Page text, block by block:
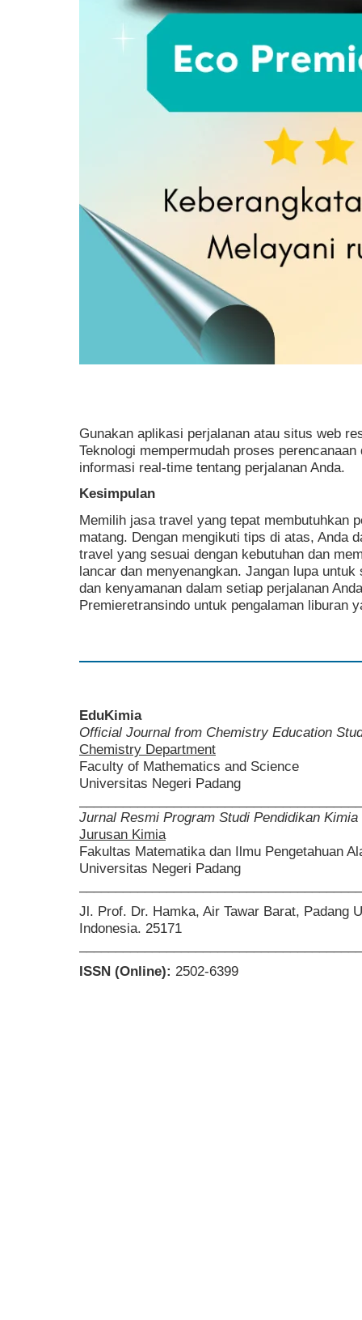
Gunakan aplikasi perjalanan atau situs web
Teknologi mempermudah proses
informasi real-time tentang perjalanan Anda.
Kesimpulan
Memilih jasa travel yang tepat membutuhkan
matang. Dengan mengikuti tips di atas, Anda
travel yang sesuai dengan kebutuhan dan
lancar dan menyenangkan. Jangan lupa
dan kenyamanan dalam setiap perjalanan
Premieretransindo untuk pengalaman liburan
EduKimia
Official Journal from Chemistry Education
Chemistry Department
Faculty of Mathematics and Science
Universitas Negeri Padang
Jurnal Resmi Program Studi Pendidikan Kimia
Jurusan Kimia
Fakultas Matematika dan Ilmu Pengetahuan
Universitas Negeri Padang
Jl. Prof. Dr. Hamka, Air Tawar Barat, Padang
Indonesia. 25171
ISSN (Online): 2502-6399